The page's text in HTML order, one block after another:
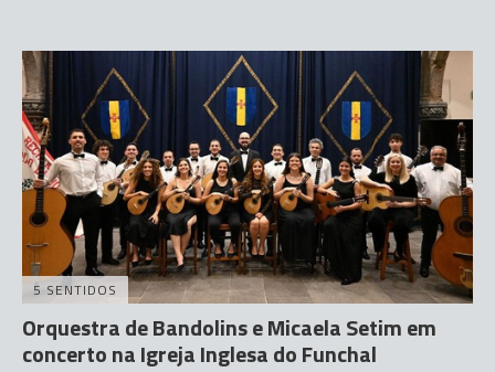
5 SENTIDOS
Orquestra de Bandolins e Micaela Setim em
concerto na Igreja Inglesa do Funchal